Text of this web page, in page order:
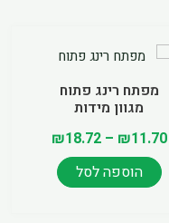
מפתח רינג פתוח
מגוון מידות
₪11.70
–
₪18.72
הוספה לסל
זה
יש
מספר
סוגים.
ניתן
לבחור